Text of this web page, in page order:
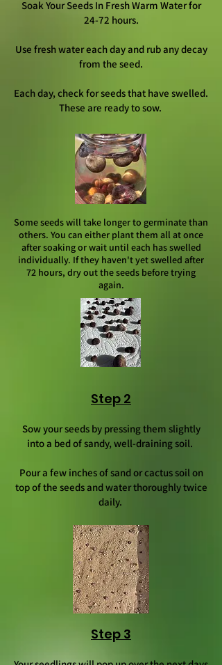
Soak Your Seeds In Fresh Warm Water for
24-72 hours.
Use fresh water each day and rub any decay
from the seed.
Each day, check for seeds that have swelled.
These are ready to sow.
Some seeds will take longer to germinate than
others. You can either plant them all at once
after soaking or wait until each has swelled
individually. If they haven't yet swelled after
72 hours, dry out the seeds before trying
again.
Step 2
Sow your seeds by pressing them slightly
into a bed of sandy, well-draining soil.
Pour a few inches of sand or cactus soil on
top of the seeds and water thoroughly twice
daily.
Step 3